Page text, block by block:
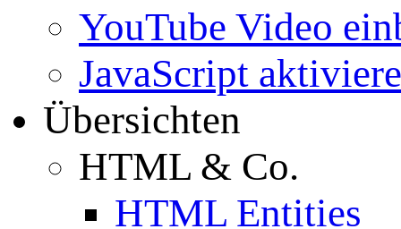
YouTube Video
JavaScript
Übersichten
HTML & Co.
HTML Entities